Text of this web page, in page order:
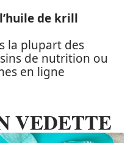
de krill
la plupart des
de nutrition ou
en ligne
VEDETTE